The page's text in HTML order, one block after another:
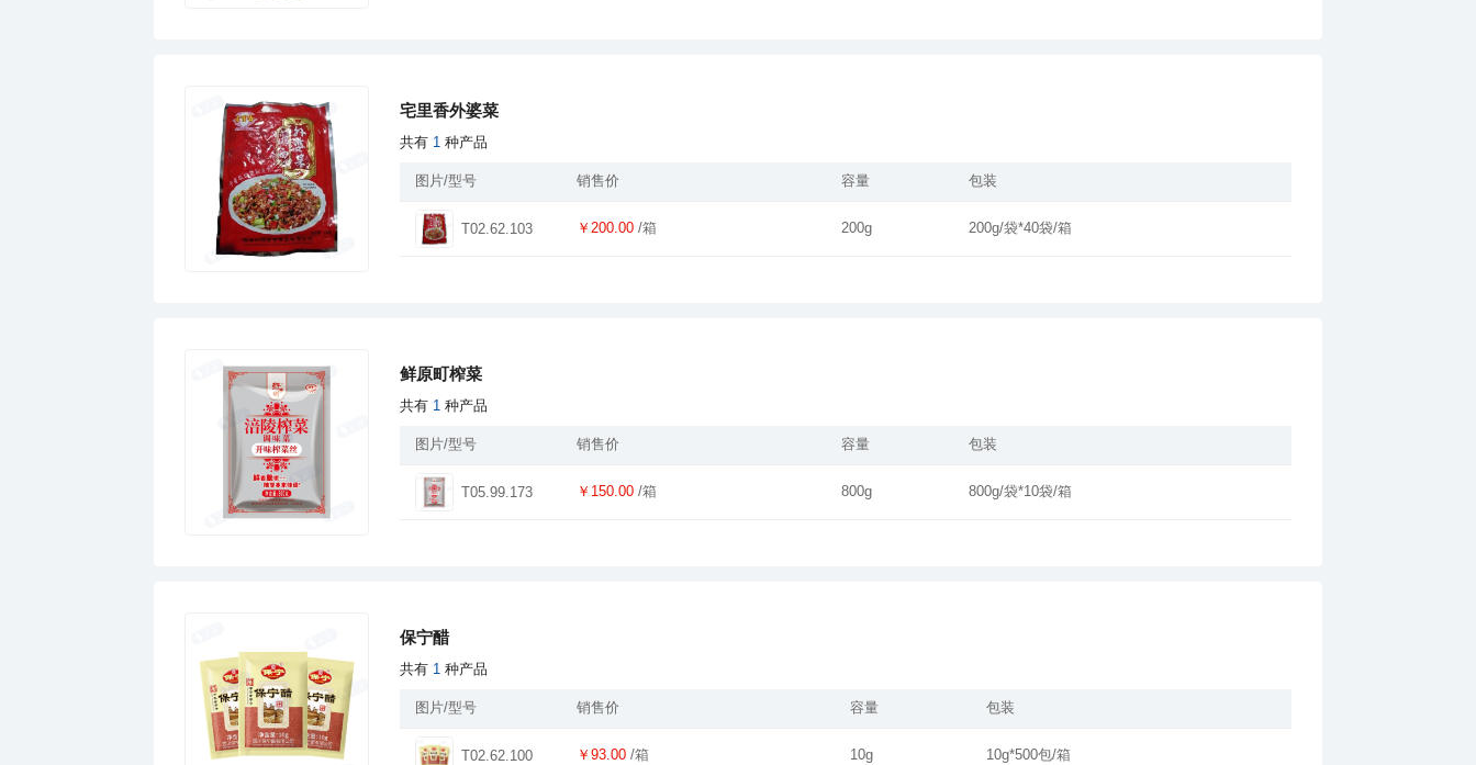
宅里香外婆菜
共有 1 种产品
图片/型号 销售价 容量 包装
T02.62.103 ￥200.00 /箱 200g 200g/袋*40袋/箱
鲜原町榨菜
共有 1 种产品
图片/型号 销售价 容量 包装
T05.99.173 ￥150.00 /箱 800g 800g/袋*10袋/箱
保宁醋
共有 1 种产品
图片/型号 销售价 容量 包装
T02.62.100 ￥93.00 /箱 10g 10g*500包/箱